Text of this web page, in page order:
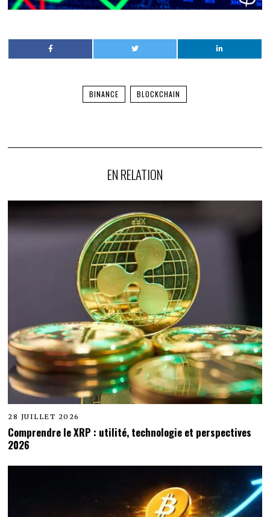
BINANCE BLOCKCHAIN
EN RELATION
28 JUILLET 2026
Comprendre le XRP : utilité, technologie et perspectives
2026